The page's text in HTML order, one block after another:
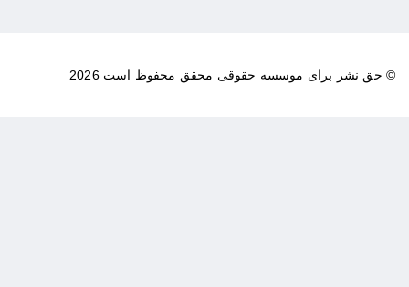
© حق نشر برای موسسه حقوقی محقق محفوظ است 2026